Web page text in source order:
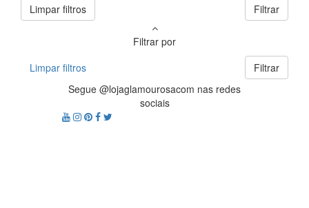
Limpar filtros
Filtrar
Filtrar por
Limpar filtros
Filtrar
Segue @lojaglamourosacom nas redes
sociais